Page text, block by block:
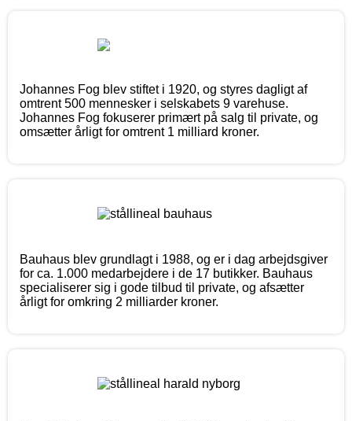
Johannes Fog blev stiftet i 1920, og styres dagligt af
omtrent 500 mennesker i selskabets 9 varehuse.
Johannes Fog fokuserer primært på salg til private, og
omsætter årligt for omtrent 1 milliard kroner.
Bauhaus blev grundlagt i 1988, og er i dag arbejdsgiver
for ca. 1.000 medarbejdere i de 17 butikker. Bauhaus
specialiserer sig i gode tilbud til private, og afsætter
årligt for omkring 2 milliarder kroner.